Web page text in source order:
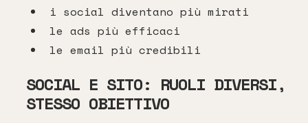
i social diventano più mirati
le ads più efficaci
le email più credibili
SOCIAL E SITO: RUOLI DIVERSI,
STESSO OBIETTIVO